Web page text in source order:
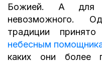
Божией. А для
невозможного.
традиции
небесным
каких они более